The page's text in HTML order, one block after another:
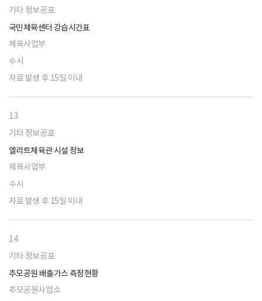
기타 정보공표
국민체육센터 강습시간표
체육사업부
수시
자료 발생 후 15일 이내
13
기타 정보공표
엘리트체육관 시설 정보
체육사업부
수시
자료 발생 후 15일 이내
14
기타 정보공표
추모공원 배출가스 측정현황
추모공원사업소